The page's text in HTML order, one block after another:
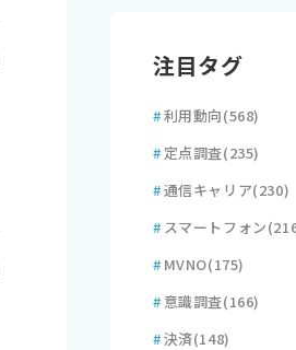
注目タグ
#利用動向(568)
# 定点調査(235)
#通信キャリア(230)
# スマートフォン
# MVNO(175)
# 意識調査(166)
#決済(148)